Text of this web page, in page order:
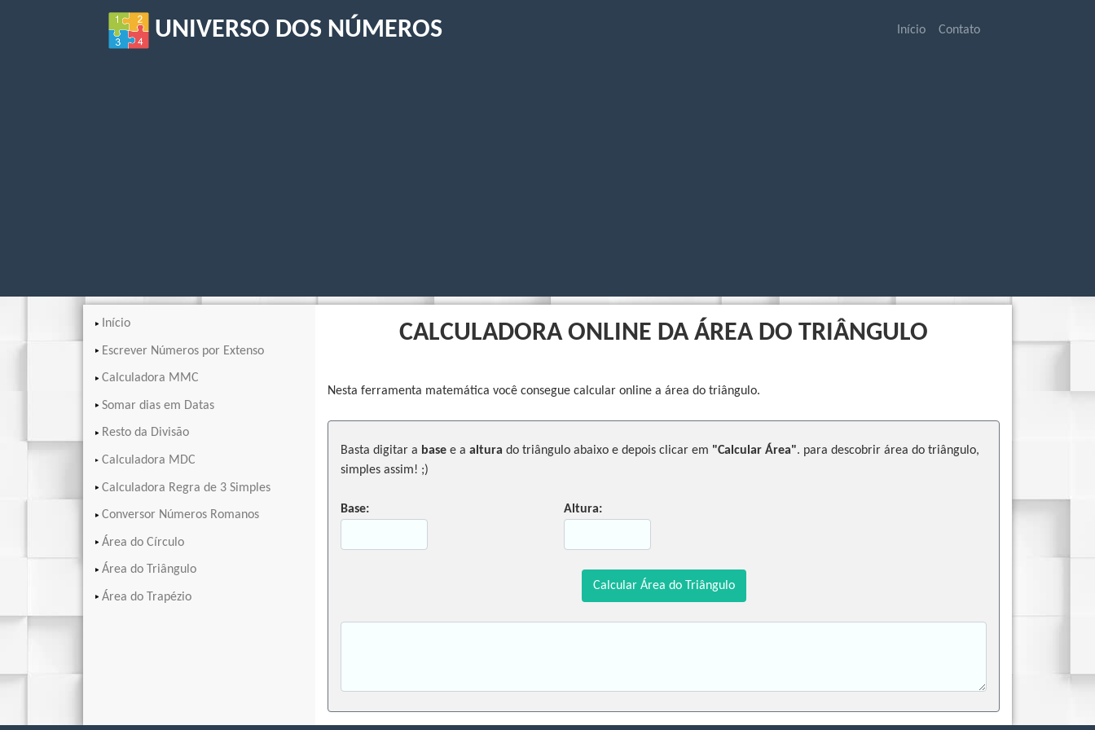
UNIVERSO DOS NÚMEROS Início Contato
Início
Escrever Números por Extenso
Calculadora MMC
Somar dias em Datas
Resto da Divisão
Calculadora MDC
Calculadora Regra de 3 Simples
Conversor Números Romanos
Área do Círculo
Área do Triângulo
Área do Trapézio
CALCULADORA ONLINE DA ÁREA DO TRIÂNGULO
Nesta ferramenta matemática você consegue calcular online a área do triângulo.
Basta digitar a base e a altura do triângulo abaixo e depois clicar em "Calcular Área". para descobrir área do triângulo,
simples assim! ;)
Base: Altura: